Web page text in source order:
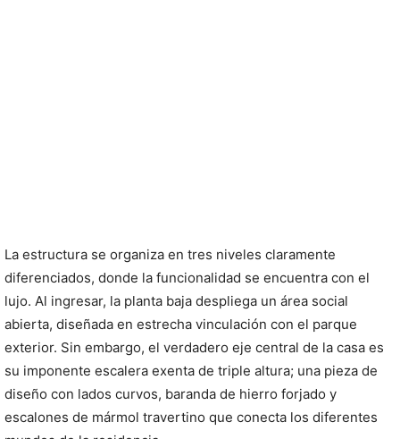
La estructura se organiza en tres niveles claramente
diferenciados, donde la funcionalidad se encuentra con el
lujo. Al ingresar, la planta baja despliega un área social
abierta, diseñada en estrecha vinculación con el parque
exterior. Sin embargo, el verdadero eje central de la casa es
su imponente escalera exenta de triple altura; una pieza de
diseño con lados curvos, baranda de hierro forjado y
escalones de mármol travertino que conecta los diferentes